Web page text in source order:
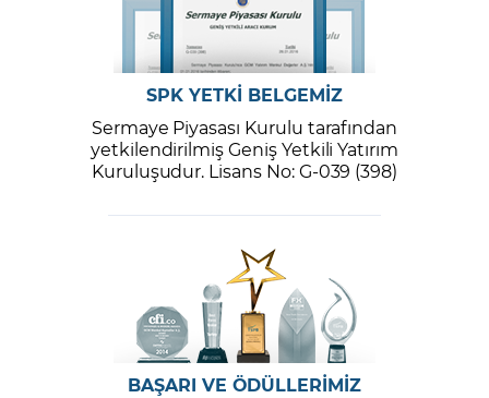
SPK YETKİ BELGEMİZ
Sermaye Piyasası Kurulu tarafından
yetkilendirilmiş Geniş Yetkili Yatırım
Kuruluşudur. Lisans No: G-039 (398)
BAŞARI VE ÖDÜLLERİMİZ